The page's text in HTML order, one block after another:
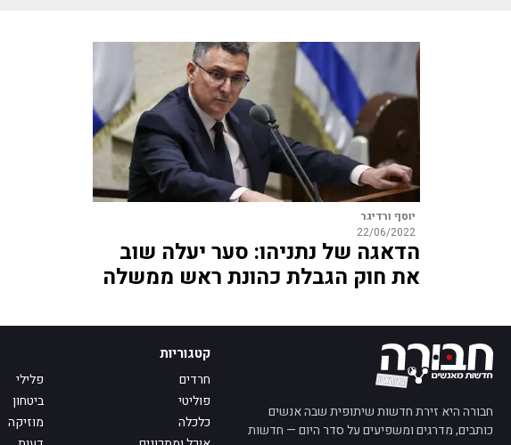
יוסף ורדיגר
22/06/2022
הדאגה של נתניהו: סער יעלה שוב
את חוק הגבלת כהונת ראש ממשלה
חבורה היא זירת חדשות שיתופית שבה אנשים
כותבים, מדרגים ומשפיעים על סדר היום — חדשות
קטגוריות
חרדים
פלילי
פוליטי
ביטחון
כלכלה
מוזיקה